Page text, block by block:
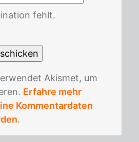
fehlt.
Akis­met, um
Erfahre mehr
Kommentardaten
.